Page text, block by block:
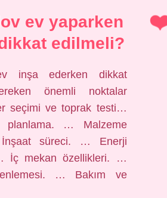
ev yaparken
edilmeli?
inşa ederken dikkat
önemli noktalar
seçimi ve toprak testi…
planlama. … Malzeme
süreci. … Enerji
İç mekan özellikleri. …
… Bakım ve